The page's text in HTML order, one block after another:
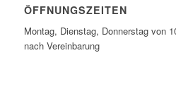
ÖFFNUNGSZEITEN
Montag, Dienstag, Donnerstag von
nach Vereinbarung